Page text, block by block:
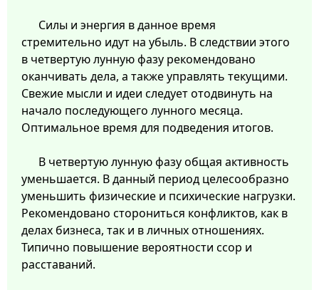
Силы и энергия в данное время
стремительно идут на убыль. В следствии этого
в четвертую лунную фазу рекомендовано
оканчивать дела, а также управлять текущими.
Свежие мысли и идеи следует отодвинуть на
начало последующего лунного месяца.
Оптимальное время для подведения итогов.
В четвертую лунную фазу общая активность
уменьшается. В данный период целесообразно
уменьшить физические и психические нагрузки.
Рекомендовано сторониться конфликтов, как в
делах бизнеса, так и в личных отношениях.
Типично повышение вероятности ссор и
расставаний.